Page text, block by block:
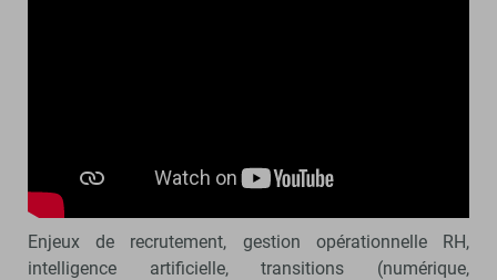
Enjeux de recrutement, gestion opérationnelle RH,
intelligence artificielle, transitions (numérique,